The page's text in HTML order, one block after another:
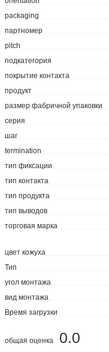
packaging
партномер
pitch
подкатегория
покрытие контакта
продукт
размер фабричной упаковки
серия
шаг
termination
тип фиксации
тип контакта
тип продукта
тип выводов
торговая марка
цвет кожуха
Тип
угол монтажа
вид монтажа
Время загрузки
0.0
общая оценка